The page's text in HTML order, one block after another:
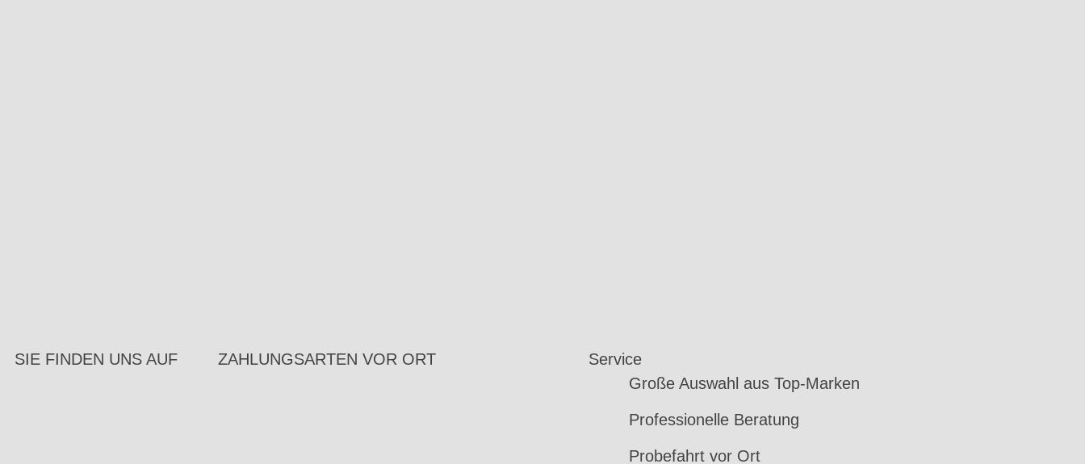
SIE FINDEN UNS AUF ZAHLUNGSARTEN VOR ORT
Service
Große Auswahl aus Top-Marken
Professionelle Beratung
Probefahrt vor Ort